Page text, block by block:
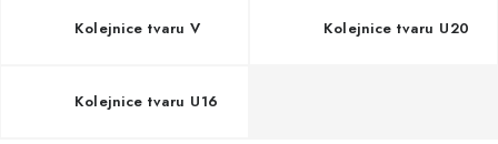
TESAŘSKÉ KOVÁNÍ
Kolejnice tvaru V Kolejnice tvaru U20
Kolejnice tvaru U16